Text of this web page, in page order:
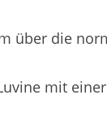
über die
mit